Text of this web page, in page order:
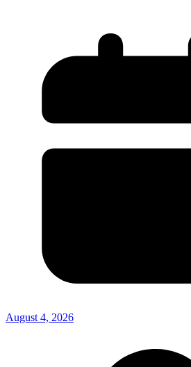
August 4, 2026